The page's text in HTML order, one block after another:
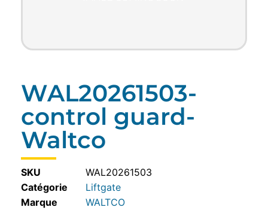
WAL20261503-
control guard-
Waltco
SKU
WAL20261503
Catégorie
Liftgate
WALTCO